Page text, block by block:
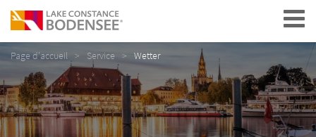
Navigation
Page d'accueil Service Wetter